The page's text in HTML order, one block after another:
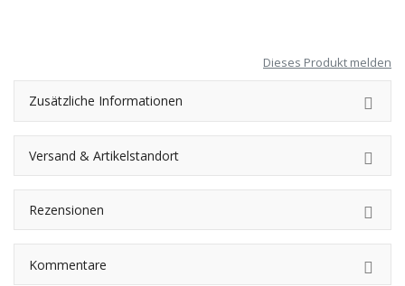
Dieses Produkt melden
Zusätzliche Informationen
Versand & Artikelstandort
Rezensionen
Kommentare